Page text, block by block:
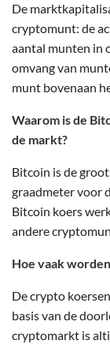
De
cryptomunt: de
aantal munten in
omvang van
munt bovenaan
Waarom is de
de markt?
Bitcoin is de
graadmeter voor
Bitcoin koers
andere
Hoe vaak
De crypto
basis van de
cryptomarkt is